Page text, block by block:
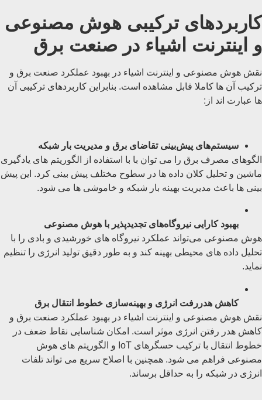
کاربردهای ترکیبی هوش مصنوعی
و اینترنت اشیاء در صنعت برق
نقش هوش مصنوعی و اینترنت اشیاء در بهبود عملکرد صنعت برق و
ترکیب آن ها کاملا قابل مشاهده است. بنابراین کاربردهای ترکیبی آن
ها عبارت اند از:
سیستم‌های پیش‌بینی تقاضای برق و مدیریت بار شبکه
الگوهای مصرف برق را می توان با با استفاده از الگوریتم ‌های یادگیری
ماشین و تحلیل کلان ‌داده ‌ها در سطوح مختلف پیش ‌بینی کرد. این پیش
بینی ها باعث مدیریت بهینه بار شبکه و خاموشی ها می شود.
بهبود کارایی نیروگاه‌های تجدیدپذیر با هوش مصنوعی
هوش مصنوعی می‌تواند عملکرد نیروگاه‌ های خورشیدی و بادی را با
تحلیل داده‌ های محیطی بهینه کند و به طور دقیق تولید انرژی را تنظیم
نماید.
کاهش هدررفت انرژی و بهینه‌سازی خطوط انتقال برق
نقش هوش مصنوعی و اینترنت اشیاء در بهبود عملکرد صنعت برق و
کاهش هدر رفتن انرژی موثر است. امکان شناسایی نقاط ضعف در
خطوط انتقال با ترکیب حسگرهای IoT و الگوریتم‌ های هوش
مصنوعی فراهم می شود. همچنین با اصلاح سریع می تواند تلفات
انرژی در شبکه را به حداقل برساند.